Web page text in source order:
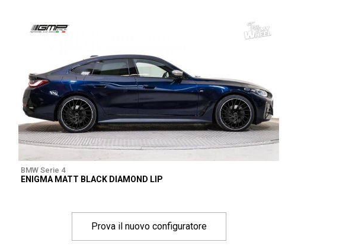
BMW Serie 4
ENIGMA MATT BLACK DIAMOND LIP
Prova il nuovo configuratore